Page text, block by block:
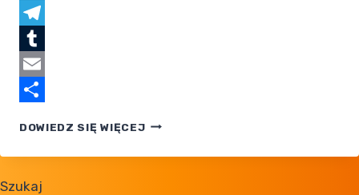
X
Telegram
Tumblr
Email
DOWIEDZ SIĘ WIĘCEJNINTENDO
SPRAWCĘ
Szukaj